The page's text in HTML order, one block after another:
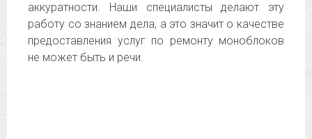
аккуратности. Наши специалисты делают эту
работу со знанием дела, а это значит о качестве
предоставления услуг по ремонту моноблоков
не может быть и речи.